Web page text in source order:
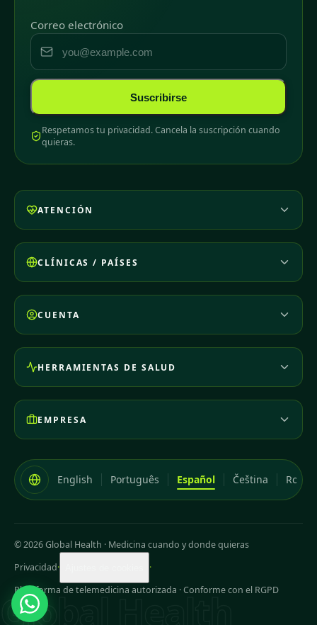
Correo electrónico
Suscribirse
Respetamos tu privacidad. Cancela la suscripción cuando
quieras.
ATENCIÓN
CLÍNICAS / PAÍSES
CUENTA
HERRAMIENTAS DE SALUD
EMPRESA
English Português Español Čeština
© 2026 Global Health · Medicina cuando y donde quieras
Privacidad·
·
Plataforma de telemedicina autorizada · Conforme con el RGPD
Global Health